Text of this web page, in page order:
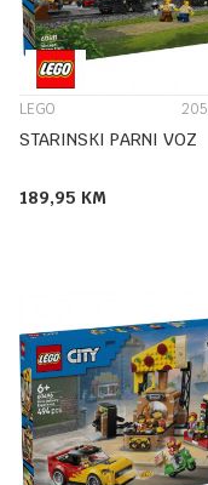
LEGO
STARINSKI PARNI VOZ
189,95 KM